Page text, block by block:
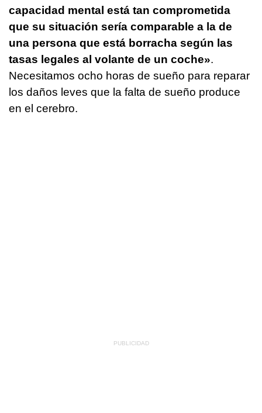
capacidad mental está tan comprometida
que su situación sería comparable a la de
una persona que está borracha según las
tasas legales al volante de un coche».
Necesitamos ocho horas de sueño para reparar
los daños leves que la falta de sueño produce
en el cerebro.